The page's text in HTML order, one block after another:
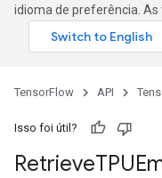
idioma de preferência. As
TensorFlow API
Isso foi útil?
Retrieve